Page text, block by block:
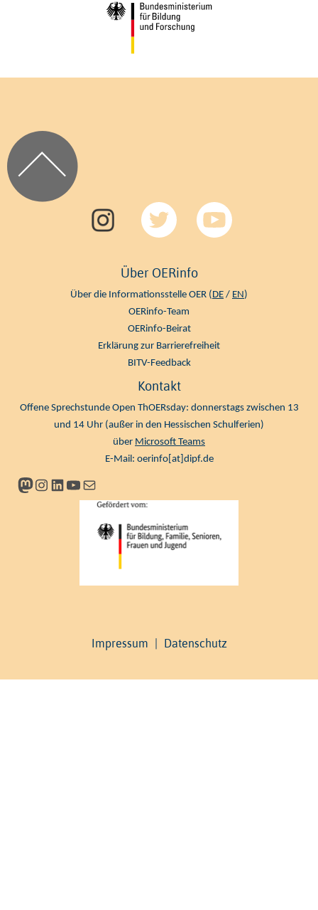
Über OERinfo
Über die Informationsstelle OER ( DE / EN )
OERinfo-Team
OERinfo-Beirat
Erklärung zur Barrierefreiheit
BITV-Feedback
Kontakt
Offene Sprechstunde Open ThOERsday: donnerstags zwischen 13
und 14 Uhr (außer in den Hessischen Schulferien)
über Microsoft Teams
E-Mail: oerinfo[at]dipf.de
Mastodon
Instagram
LinkedIn
YouTube
Newsletter
Impressum Datenschutz